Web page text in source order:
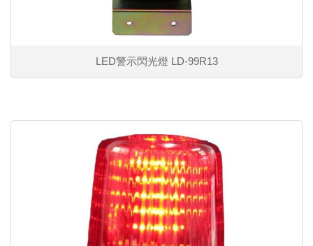
LED警示閃光燈 LD-99R13